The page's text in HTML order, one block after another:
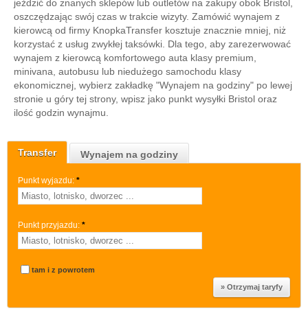
Transfer Wynajem na godziny
Punkt wyjazdu: *
Punkt przyjazdu: *
tam i z powrotem
jeździć do znanych sklepów lub outletów na zakupy obok Bristol,
oszczędzając swój czas w trakcie wizyty. Zamówić wynajem z
kierowcą od firmy KnopkaTransfer kosztuje znacznie mniej, niż
korzystać z usług zwykłej taksówki. Dla tego, aby zarezerwować
wynajem z kierowcą komfortowego auta klasy premium,
minivana, autobusu lub niedużego samochodu klasy
ekonomicznej, wybierz zakładkę "Wynajem na godziny" po lewej
stronie u góry tej strony, wpisz jako punkt wysyłki Bristol oraz
ilość godzin wynajmu.